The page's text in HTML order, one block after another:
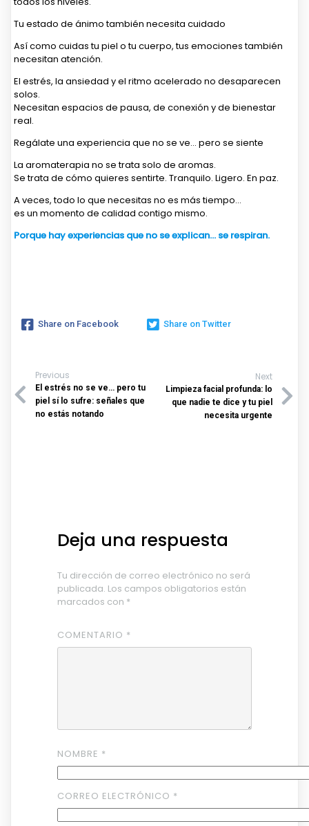
Tu estado de ánimo también necesita cuidado
Así como cuidas tu piel o tu cuerpo, tus emociones también
necesitan atención.
El estrés, la ansiedad y el ritmo acelerado no desaparecen
solos.
Necesitan espacios de pausa, de conexión y de bienestar
real.
Regálate una experiencia que no se ve… pero se siente
La aromaterapia no se trata solo de aromas.
Se trata de cómo quieres sentirte. Tranquilo. Ligero. En paz.
A veces, todo lo que necesitas no es más tiempo…
es un momento de calidad contigo mismo.
Porque hay experiencias que no se explican… se respiran.
Share on Facebook Share on Twitter
Previous
El estrés no se ve… pero tu
piel sí lo sufre: señales que
no estás notando
Next
Limpieza facial profunda: lo
que nadie te dice y tu piel
necesita urgente
Deja una respuesta
Tu dirección de correo electrónico no será
publicada. Los campos obligatorios están
marcados con *
COMENTARIO *
NOMBRE *
CORREO ELECTRÓNICO *